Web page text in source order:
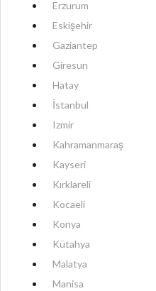
Erzurum
Eskişehir
Gaziantep
Giresun
Hatay
İstanbul
Izmir
Kahramanmaraş
Kayseri
Kırklareli
Kocaeli
Konya
Kütahya
Malatya
Manisa